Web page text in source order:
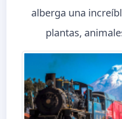
alberga una
plantas,